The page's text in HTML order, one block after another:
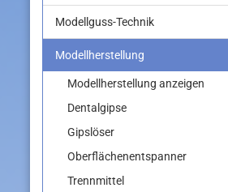
Modellguss-Technik
Modellherstellung
Modellherstellung anzeigen
Dentalgipse
Gipslöser
Oberflächenentspanner
Trennmittel